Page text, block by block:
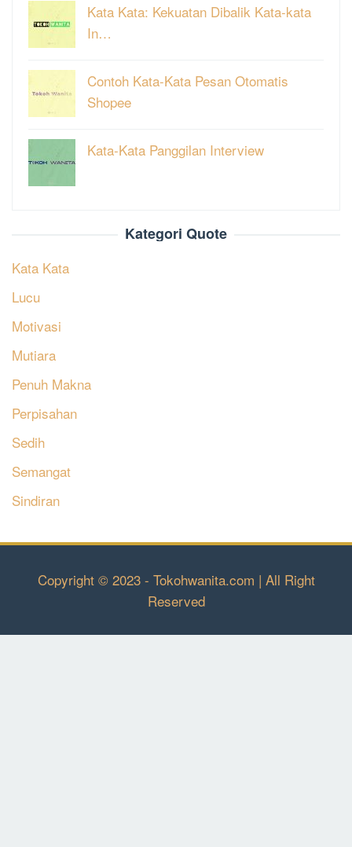
Kata Kata: Kekuatan Dibalik Kata-kata
In…
Contoh Kata-Kata Pesan Otomatis
Shopee
Kata-Kata Panggilan Interview
Kategori Quote
Kata Kata
Lucu
Motivasi
Mutiara
Penuh Makna
Perpisahan
Sedih
Semangat
Sindiran
Copyright © 2023 - Tokohwanita.com | All Right
Reserved